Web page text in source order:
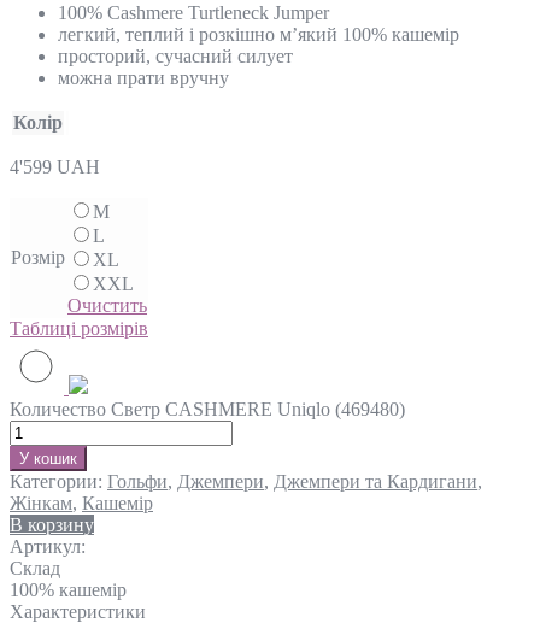
100% Cashmere Turtleneck Jumper
легкий, теплий і розкішно м’який 100% кашемір
просторий, сучасний силует
можна прати вручну
Колір
4'599 UAH
Розмір
M
L
XL
XXL
Очистить
Таблиці розмірів
Количество Светр CASHMERE Uniqlo (469480)
У кошик
Категории: Гольфи, Джемпери, Джемпери та Кардигани,
Жінкам, Кашемір
В корзину
Артикул:
Склад
100% кашемір
Характеристики